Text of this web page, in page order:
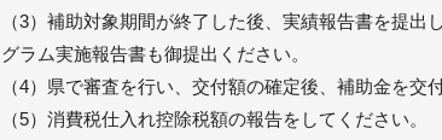
（3）補助対象期間が終了した後、実績報告書を提出
グラム実施報告書も御提出ください。
（4）県で審査を行い、交付額の確定後、補助金を交
（5）消費税仕入れ控除税額の報告をしてください。